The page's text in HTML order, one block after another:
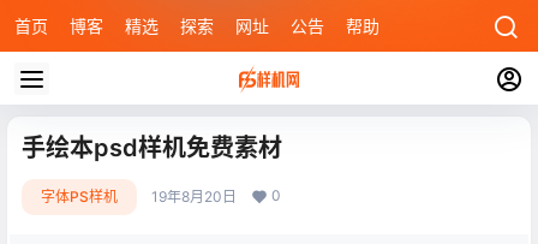
首页 博客 精选 探索 网址 公告 帮助
手绘本psd样机免费素材
字体PS样机 19年8月20日 0